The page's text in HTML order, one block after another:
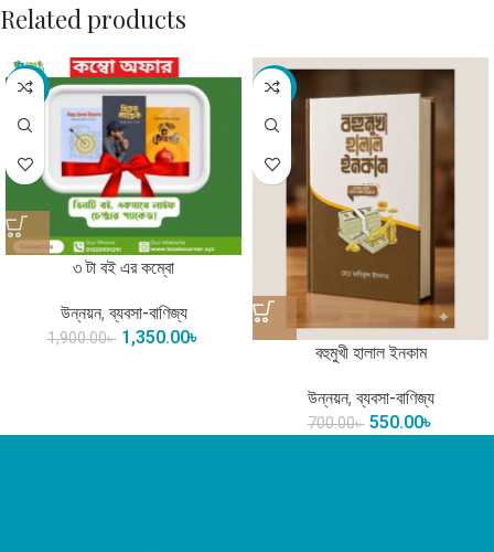
Related products
-29%
৩ টা বই এর কম্বো
উন্নয়ন,ব্যবসা-বাণিজ্য
1,900.00৳ 1,350.00৳
-21%
বহুমুখী হালাল ইনকাম
উন্নয়ন,ব্যবসা-বাণিজ্য
700.00৳ 550.00৳